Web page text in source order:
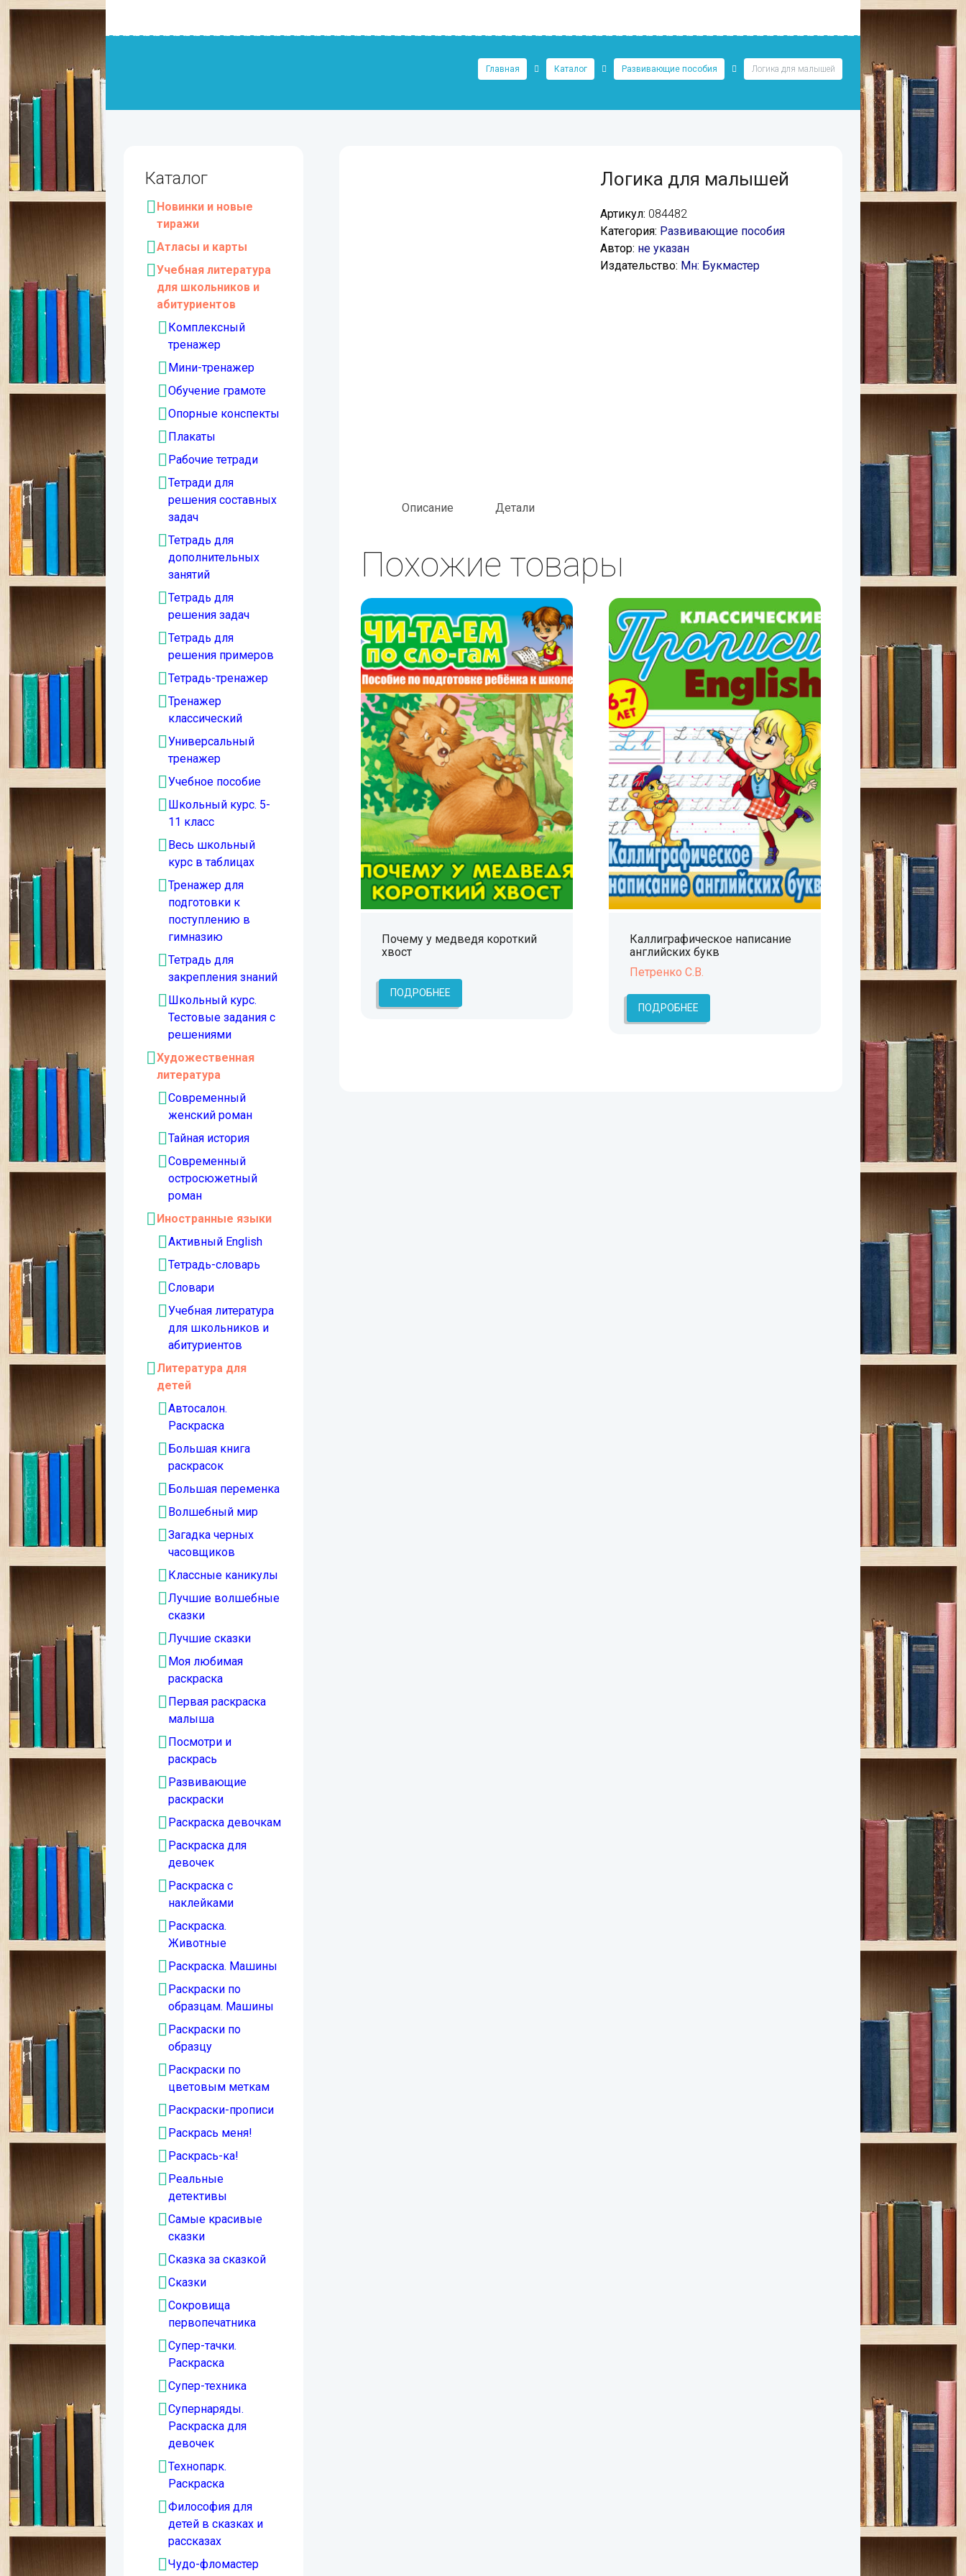
Главная Каталог Развивающие пособия Логика для малышей
Логика для малышей
Артикул: 084482
Категория: Развивающие пособия
Автор: не указан
Издательство: Мн: Букмастер
Описание Детали
Похожие товары
Почему у медведя короткий
хвост
ПОДРОБНЕЕ
Каллиграфическое написание
английских букв
Петренко С.В.
ПОДРОБНЕЕ
Каталог
Новинки и новые
тиражи
Атласы и карты
Учебная литература
для школьников и
абитуриентов
Комплексный
тренажер
Мини-тренажер
Обучение грамоте
Опорные конспекты
Плакаты
Рабочие тетради
Тетради для
решения составных
задач
Тетрадь для
дополнительных
занятий
Тетрадь для
решения задач
Тетрадь для
решения примеров
Тетрадь-тренажер
Тренажер
классический
Универсальный
тренажер
Учебное пособие
Школьный курс. 5-
11 класс
Весь школьный
курс в таблицах
Тренажер для
подготовки к
поступлению в
гимназию
Тетрадь для
закрепления знаний
Школьный курс.
Тестовые задания с
решениями
Художественная
литература
Современный
женский роман
Тайная история
Современный
остросюжетный
роман
Иностранные языки
Активный English
Тетрадь-словарь
Словари
Учебная литература
для школьников и
абитуриентов
Литература для
детей
Автосалон.
Раскраска
Большая книга
раскрасок
Большая переменка
Волшебный мир
Загадка черных
часовщиков
Классные каникулы
Лучшие волшебные
сказки
Лучшие сказки
Моя любимая
раскраска
Первая раскраска
малыша
Посмотри и
раскрась
Развивающие
раскраски
Раскраска девочкам
Раскраска для
девочек
Раскраска с
наклейками
Раскраска.
Животные
Раскраска. Машины
Раскраски по
образцам. Машины
Раскраски по
образцу
Раскраски по
цветовым меткам
Раскраски-прописи
Раскрась меня!
Раскрась-ка!
Реальные
детективы
Самые красивые
сказки
Сказка за сказкой
Сказки
Сокровища
первопечатника
Супер-тачки.
Раскраска
Супер-техника
Супернаряды.
Раскраска для
девочек
Технопарк.
Раскраска
Философия для
детей в сказках и
рассказах
Чудо-фломастер